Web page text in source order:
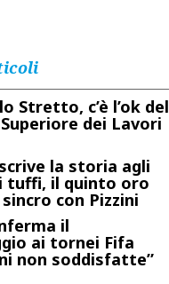
Stretto, c’è l’ok del
dei Lavori
la storia agli
tuffi, il quinto oro
con Pizzini
il
ai tornei Fifa
non soddisfatte”